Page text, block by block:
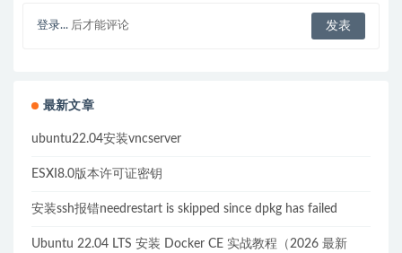
登录... 后才能评论
最新文章
ubuntu22.04安装vncserver
ESXI8.0版本许可证密钥
安装ssh报错needrestart is skipped since dpkg has failed
Ubuntu 22.04 LTS 安装 Docker CE 实战教程（2026 最新